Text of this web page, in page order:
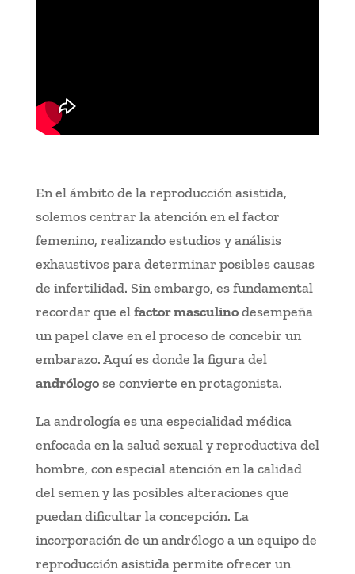
En el ámbito de la reproducción asistida,
solemos centrar la atención en el factor
femenino, realizando estudios y análisis
exhaustivos para determinar posibles causas
de infertilidad. Sin embargo, es fundamental
recordar que elfactor masculinodesempeña
un papel clave en el proceso de concebir un
embarazo. Aquí es donde la figura del
andrólogose convierte en protagonista.
La andrología es una especialidad médica
enfocada en la salud sexual y reproductiva del
hombre, con especial atención en la calidad
del semen y las posibles alteraciones que
puedan dificultar la concepción. La
incorporación de un andrólogo a un equipo de
reproducción asistida permite ofrecer un